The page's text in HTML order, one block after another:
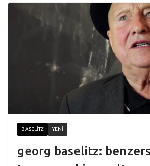
BASELITZ YENI
georg baselitz: